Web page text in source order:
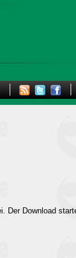
Der Download